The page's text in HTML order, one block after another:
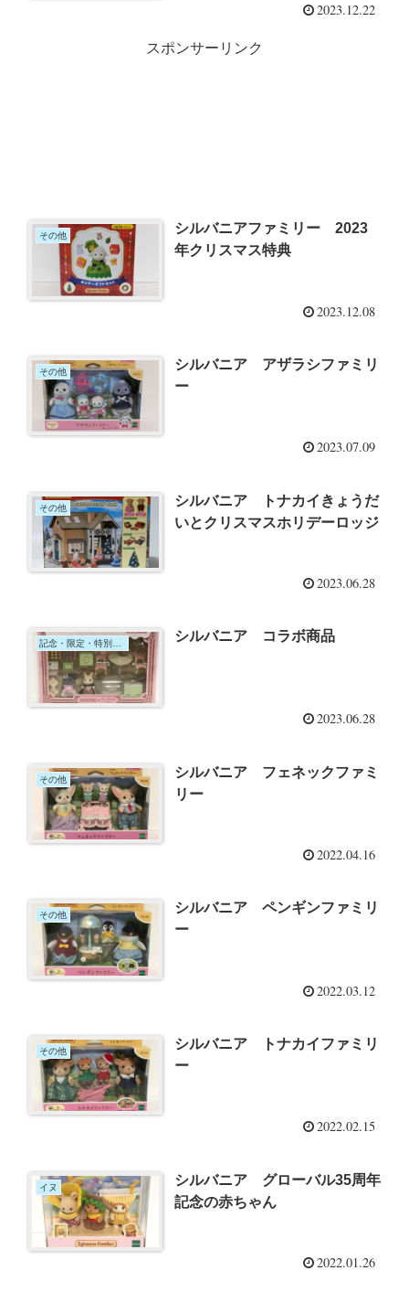
2023.12.22
スポンサーリンク
その他
シルバニアファミリー 2023
年クリスマス特典
2023.12.08
その他
シルバニア アザラシファミリ
ー
2023.07.09
その他
シルバニア トナカイきょうだ
いとクリスマスホリデーロッジ
2023.06.28
シルバニア コラボ商品
2023.06.28
その他
シルバニア フェネックファミ
リー
2022.04.16
その他
シルバニア ペンギンファミリ
ー
2022.03.12
その他
シルバニア トナカイファミリ
ー
2022.02.15
イヌ
シルバニア グローバル35周年
記念の赤ちゃん
2022.01.26